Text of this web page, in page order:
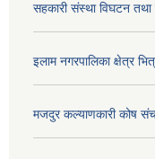
सहकारी संस्था विघटन तथा
इलाम नगरपालिका क्षेत्र
मजदुर कल्याणकारी कोष